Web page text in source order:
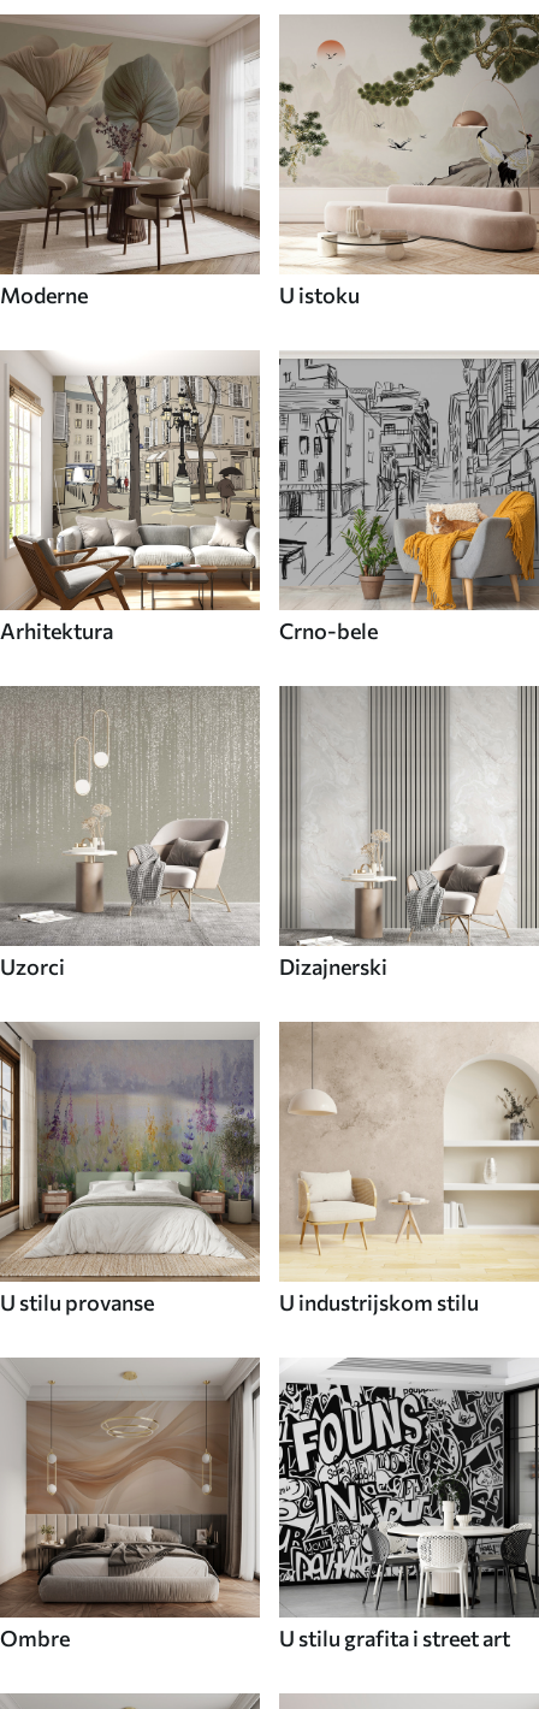
Moderne U istoku
Arhitektura Crno-bele
Uzorci Dizajnerski
U stilu provanse U industrijskom stilu
Ombre U stilu grafita i street art